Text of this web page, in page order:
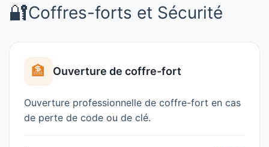
🔐Coffres-forts et Sécurité
🏦 Ouverture de coffre-fort
Ouverture professionnelle de coffre-fort en cas
de perte de code ou de clé.